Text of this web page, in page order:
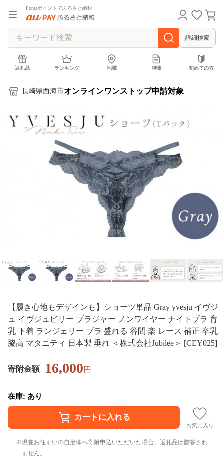
Pontaポイントでふるさと納税
詳細検索
返礼品 ランキング 地域 特集 初めての方
長崎県西海市オンラインワンストップ申請対象
【履き心地もデザインも】ショーツ単品 Gray yvesju イヴジ
ュ イヴジュビリー ブラジャー ノンワイヤー ナイトブラ 育
乳 下着 ランジェリー ブラ 盛れる 谷間 楽 レース 補正 卒乳
脇高 マタニティ 日本製 垂れ ＜株式会社Jubilee＞ [CEY025]
寄附金額 16,000円
在庫: あり
お気に入り
現在お住まいの自治体へ寄附申込いただいた場合、返礼品は贈答され
ません。